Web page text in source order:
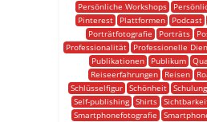
Persönliche Workshops
Pinterest
Plattformen Podcast
Porträtfotografie
Porträts
Professionalität
Professionelle
Publikationen
Publikum
Reiseerfahrungen
Reisen
Schlüsselfigur
Schönheit
Self-publishing
Shirts
Smartphonefotografie